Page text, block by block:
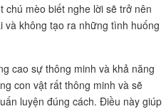
chú mèo biết nghe lời sẽ trở nên
và không tạo ra những tình huống
cao sự thông minh và khả năng
con vật rất thông minh và sẽ
luyện đúng cách. Điều này giúp